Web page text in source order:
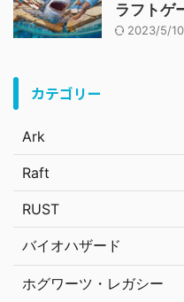
ラフトゲ
2023/5/10
カテゴリー
Ark
Raft
RUST
バイオハザード
ホグワーツ・レガシー